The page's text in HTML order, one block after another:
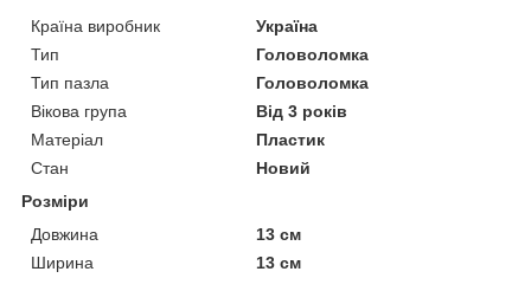
Країна виробник
Україна
Тип
Головоломка
Тип пазла
Головоломка
Вікова група
Від 3 років
Матеріал
Пластик
Стан
Новий
Розміри
Довжина
13 см
Ширина
13 см